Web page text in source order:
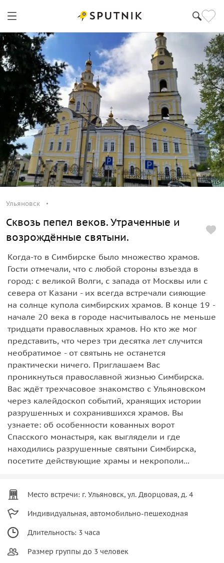
Ульяновск
Сквозь пепел веков. Утраченные и
возрождённые святыни.
Когда-то в Симбирске было множество храмов.
Гости отмечали, что с любой стороны взъезда в
город: с великой Волги, с запада от Москвы или с
севера от Казани - их всегда встречали сияющие
на солнце купола симбирских храмов. В конце 19 -
начале 20 века в городе насчитывалось не меньше
тридцати православных храмов. Но кто же мог
представить, что через три десятка лет случится
необратимое - от святынь не останется
практически ничего. Приглашаем Вас
проникнуться православной жизнью Симбирска.
Вас ждёт трехчасовое знакомство с Ульяновском
через калейдоскоп событий, хранящих истории
разрушенных и сохранившихся храмов. Вы
узнаете: об особенности кованных ворот
Спасского монастыря, как выглядели и где
находились разрушенные святыни Симбирска,
посетите действующие храмы и некрополи...
Место встречи: г. Ульяновск, ул. Дворцовая, д. 4
Индивидуальная, автомобильно-пешеходная
Длительность: 3 часа
Размер группы до 3 человек